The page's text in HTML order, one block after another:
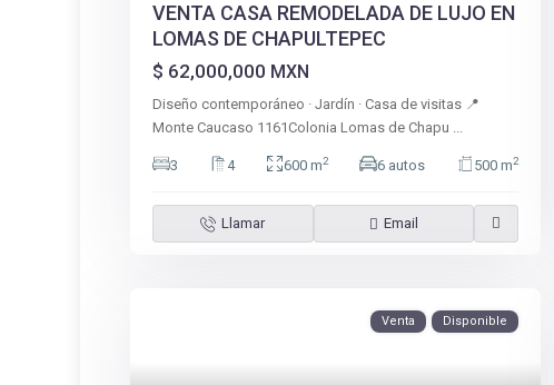
VENTA CASA REMODELADA DE LUJO EN
LOMAS DE CHAPULTEPEC
$ 62,000,000 MXN
Diseño contemporáneo · Jardín · Casa de visitas 📍
Monte Caucaso 1161Colonia Lomas de Chapu ...
3 4 600 m2 6 autos 500 m2
Llamar Email
Venta Disponible